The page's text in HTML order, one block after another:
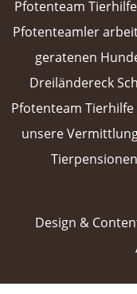
Pfotenteam
Pfotenteamler
geratenen
Dreiländereck
Pfotenteam
unsere
Design &